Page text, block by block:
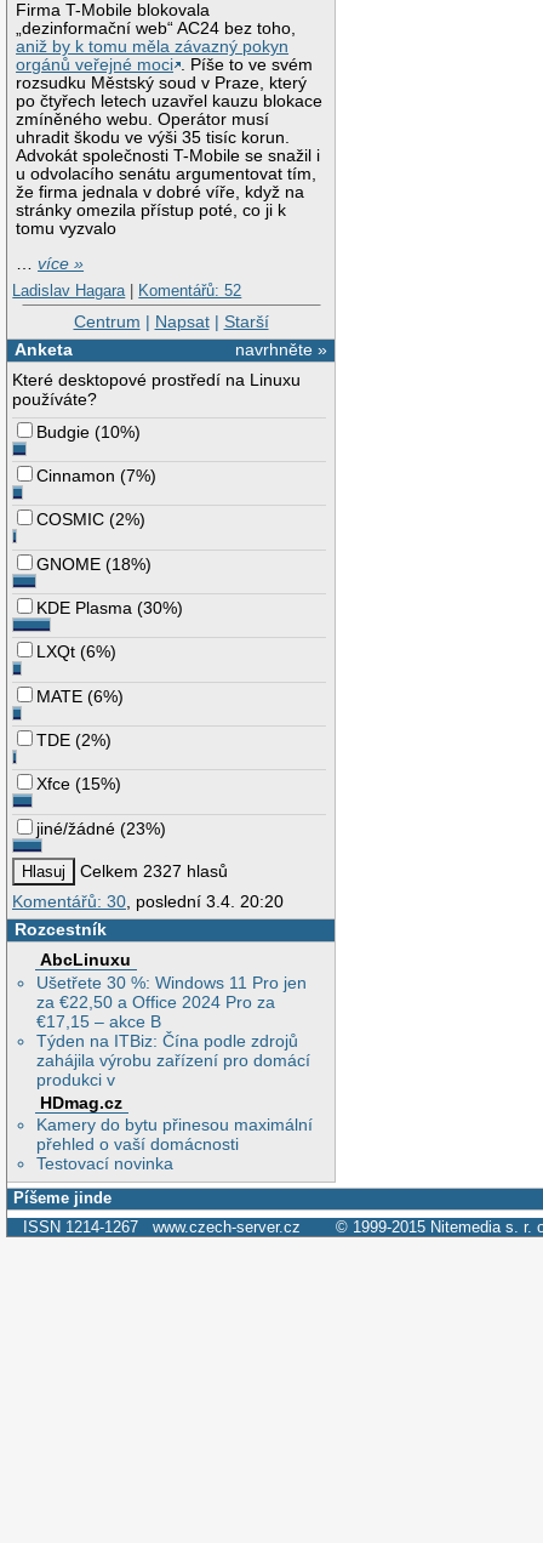
Firma T-Mobile blokovala
„dezinformační web“ AC24 bez toho,
aniž by k tomu měla závazný pokyn
orgánů veřejné moci . Píše to ve svém
rozsudku Městský soud v Praze, který
po čtyřech letech uzavřel kauzu blokace
zmíněného webu. Operátor musí
uhradit škodu ve výši 35 tisíc korun.
Advokát společnosti T-Mobile se snažil i
u odvolacího senátu argumentovat tím,
že firma jednala v dobré víře, když na
stránky omezila přístup poté, co ji k
tomu vyzvalo
…více »
Ladislav Hagara | Komentářů: 52
Centrum | Napsat| Starší
navrhněte »
Anketa
Které desktopové prostředí na Linuxu
používáte?
Budgie (10%)
Cinnamon (7%)
COSMIC (2%)
GNOME (18%)
KDE Plasma (30%)
LXQt (6%)
MATE (6%)
TDE (2%)
Xfce (15%)
jiné/žádné (23%)
Celkem 2327 hlasů
Komentářů: 30, poslední 3.4. 20:20
Rozcestník
AbcLinuxu
Ušetřete 30 %: Windows 11 Pro jen
za €22,50 a Office 2024 Pro za
€17,15 – akce B
Týden na ITBiz: Čína podle zdrojů
zahájila výrobu zařízení pro domácí
produkci v
HDmag.cz
Kamery do bytu přinesou maximální
přehled o vaší domácnosti
Testovací novinka
Píšeme jinde
ISSN 1214-1267 www.czech-server.cz © 1999-2015 Nitemedia s. r.